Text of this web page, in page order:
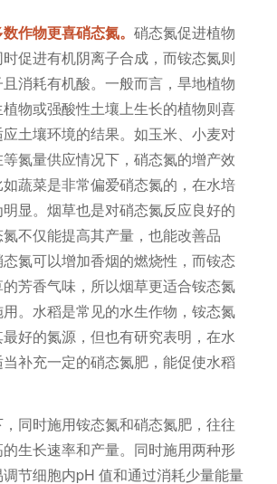
作物更喜硝态氮。 硝态氮促进植物
促进有机阴离子合成，而铵态氮则
消耗有机酸。一般而言，旱地植物
物或强酸性土壤上生长的植物则喜
土壤环境的结果。如玉米、小麦对
氮量供应情况下，硝态氮的增产效
蔬菜是非常偏爱硝态氮的，在水培
显。烟草也是对硝态氮反应良好的
不仅能提高其产量，也能改善品
氮可以增加香烟的燃烧性，而铵态
芳香气味，所以烟草更适合铵态氮
。水稻是常见的水生作物，铵态氮
好的氮源，但也有研究表明，在水
补充一定的硝态氮肥，能促使水稻
同时施用铵态氮和硝态氮肥，往往
生长速率和产量。同时施用两种形
节细胞内pH 值和通过消耗少量能量